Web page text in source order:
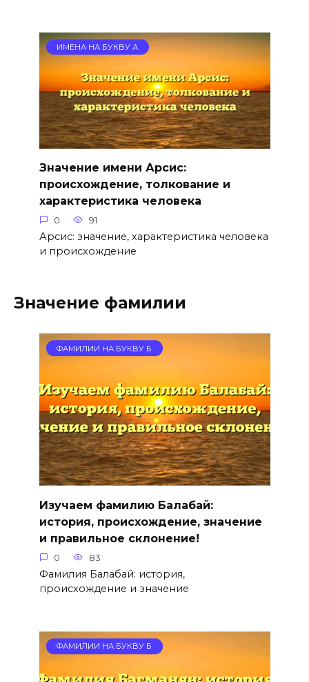
ИМЕНА НА БУКВУ А
Значение имени Арсис:
происхождение, толкование и
характеристика человека
0 91
Арсис: значение, характеристика человека
и происхождение
Значение фамилии
ФАМИЛИИ НА БУКВУ Б
Изучаем фамилию Балабай:
история, происхождение, значение
и правильное склонение!
0 83
Фамилия Балабай: история,
происхождение и значение
ФАМИЛИИ НА БУКВУ Б